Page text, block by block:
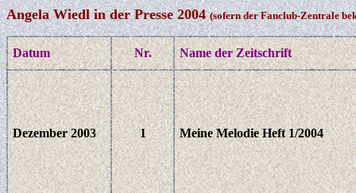
Angela Wiedl in der Presse 2004(sofern der Fanclub-Zentrale
Datum Nr. Name der Zeitschrift
Dezember 2003 1 Meine Melodie Heft 1/2004